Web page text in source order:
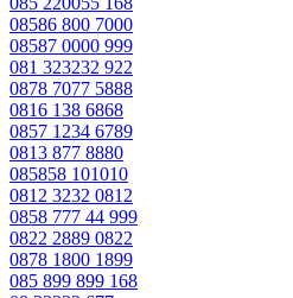
08586 800 7000
08587 0000 999
081 323232 922
0878 7077 5888
0816 138 6868
0857 1234 6789
0813 877 8880
085858 101010
0812 3232 0812
0858 777 44 999
0822 2889 0822
0878 1800 1899
085 899 899 168